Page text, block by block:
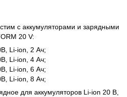
с аккумуляторами и зарядными
20 V:
Li-ion, 2 Ач;
Li-ion, 4 Ач;
Li-ion, 6 Ач;
Li-ion, 8 Ач;
для аккумуляторов Li-ion 20 В,